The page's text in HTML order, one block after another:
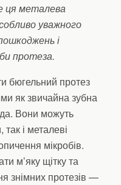
ця металева
уважного
і
протеза.
бюгельний протез
як звичайна зубна
Вони можуть
і металеві
мікробів.
м’яку щітку та
знімних протезів —